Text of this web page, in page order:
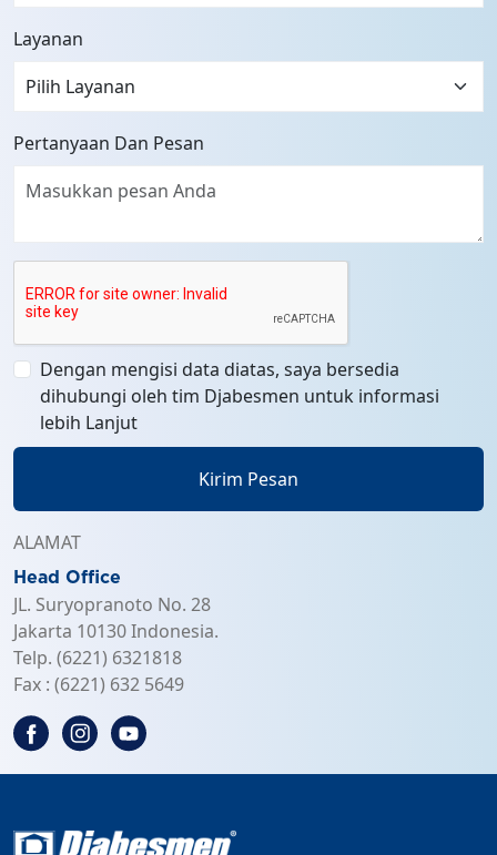
Layanan
Pertanyaan Dan Pesan
Dengan mengisi data diatas, saya bersedia
dihubungi oleh tim Djabesmen untuk informasi
lebih Lanjut
Kirim Pesan
ALAMAT
Head Office
JL. Suryopranoto No. 28
Jakarta 10130 Indonesia.
Telp. (6221) 6321818
Fax : (6221) 632 5649